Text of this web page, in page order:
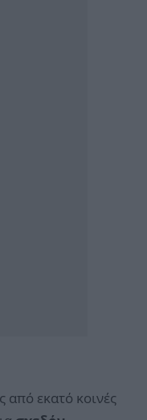
από εκατό κοινές